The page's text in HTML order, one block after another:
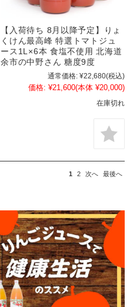
【入荷待ち 8月以降予定】りょ
くけん最高峰 特選トマトジュ
ース1L×6本 食塩不使用 北海道
余市の中野さん 糖度9度
通常価格: ¥22,680(税込)
価格: ¥21,600(本体 ¥20,000)
在庫切れ
1 2 次へ 最後へ